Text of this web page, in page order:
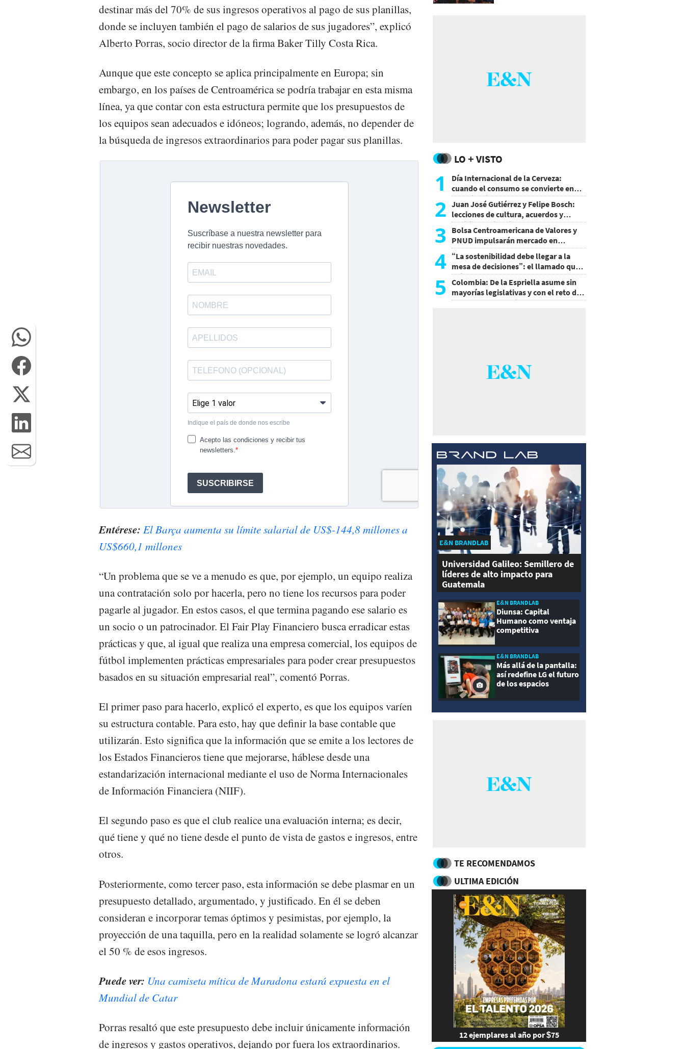
destinar más del 70% de sus ingresos operativos al pago de sus planillas,
donde se incluyen también el pago de salarios de sus jugadores”, explicó
Alberto Porras, socio director de la firma Baker Tilly Costa Rica.
Aunque que este concepto se aplica principalmente en Europa; sin
embargo, en los países de Centroamérica se podría trabajar en esta misma
línea, ya que contar con esta estructura permite que los presupuestos de
los equipos sean adecuados e idóneos; logrando, además, no depender de
la búsqueda de ingresos extraordinarios para poder pagar sus planillas.
Entérese: El Barça aumenta su límite salarial de US$-144,8 millones a
US$660,1 millones
“Un problema que se ve a menudo es que, por ejemplo, un equipo realiza
una contratación solo por hacerla, pero no tiene los recursos para poder
pagarle al jugador. En estos casos, el que termina pagando ese salario es
un socio o un patrocinador. El Fair Play Financiero busca erradicar estas
prácticas y que, al igual que realiza una empresa comercial, los equipos de
fútbol implementen prácticas empresariales para poder crear presupuestos
basados en su situación empresarial real”, comentó Porras.
El primer paso para hacerlo, explicó el experto, es que los equipos varíen
su estructura contable. Para esto, hay que definir la base contable que
utilizarán. Esto significa que la información que se emite a los lectores de
los Estados Financieros tiene que mejorarse, háblese desde una
estandarización internacional mediante el uso de Norma Internacionales
de Información Financiera (NIIF).
El segundo paso es que el club realice una evaluación interna; es decir,
qué tiene y qué no tiene desde el punto de vista de gastos e ingresos, entre
otros.
Posteriormente, como tercer paso, esta información se debe plasmar en un
presupuesto detallado, argumentado, y justificado. En él se deben
consideran e incorporar temas óptimos y pesimistas, por ejemplo, la
proyección de una taquilla, pero en la realidad solamente se logró alcanzar
el 50 % de esos ingresos.
Puede ver: Una camiseta mítica de Maradona estará expuesta en el
Mundial de Catar
Porras resaltó que este presupuesto debe incluir únicamente información
de ingresos y gastos operativos, dejando por fuera los extraordinarios.
LO + VISTO
1
Día Internacional de la Cerveza:
cuando el consumo se convierte en
experiencia
2 Juan José Gutiérrez y Felipe Bosch:
lecciones de cultura, acuerdos y
decisiones sin miedo
3 Bolsa Centroamericana de Valores y
PNUD impulsarán mercado en
Honduras
4 “La sostenibilidad debe llegar a la
mesa de decisiones”: el llamado que
deja CentraRSE
5
Colombia: De la Espriella asume sin
mayorías legislativas y con el reto de
recuperar la seguridad
E&N BRANDLAB
Universidad Galileo: Semillero de
líderes de alto impacto para
Guatemala
E&N BRANDLAB
Diunsa: Capital
Humano como ventaja
competitiva
E&N BRANDLAB
Más allá de la pantalla:
así redefine LG el futuro
de los espacios
TE RECOMENDAMOS
ULTIMA EDICIÓN
12 ejemplares al año por $75